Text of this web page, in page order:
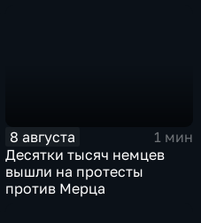
8 августа
1 мин
Десятки тысяч немцев
вышли на протесты
против Мерца